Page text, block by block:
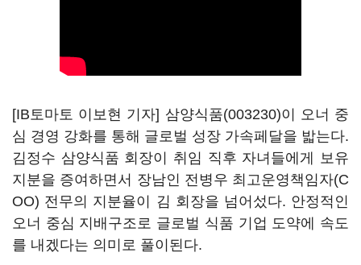
[IB토마토 이보현 기자] 삼양식품(003230)이 오너 중
심 경영 강화를 통해 글로벌 성장 가속페달을 밟는다.
김정수 삼양식품 회장이 취임 직후 자녀들에게 보유
지분을 증여하면서 장남인 전병우 최고운영책임자(C
OO) 전무의 지분율이 김 회장을 넘어섰다. 안정적인
오너 중심 지배구조로 글로벌 식품 기업 도약에 속도
를 내겠다는 의미로 풀이된다.